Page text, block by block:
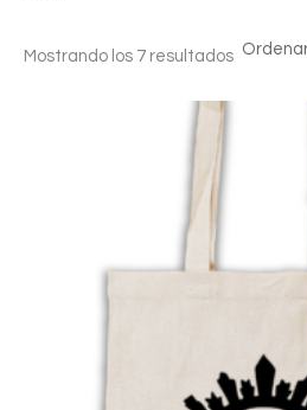
Mostrando los 7 resultadosOrdenado